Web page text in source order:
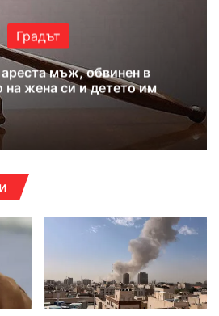
Градът
мъж, обвинен в
на жена си и детето им